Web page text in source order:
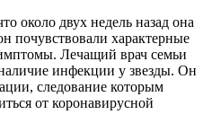
около двух недель назад она
почувствовали характерные
Лечащий врач семьи
инфекции у звезды. Он
следование которым
от коронавирусной